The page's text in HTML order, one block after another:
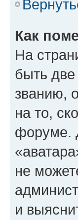
Как
На
быть
званию,
на то,
форуме.
не
и